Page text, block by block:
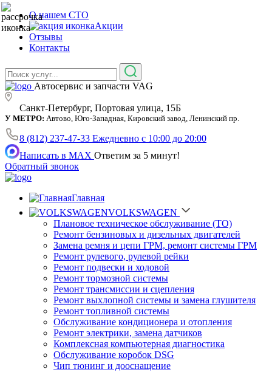
О нашем СТО
Акции
Отзывы
Контакты
Автосервис и запчасти VAG
Санкт-Петербург, Портовая улица, 15Б
У МЕТРО: Автово, Юго-Западная, Кировский завод, Ленинский пр.
8 (812) 237-47-33 Ежедневно с 10:00 до 20:00
Написать в MAX Ответим за 5 минут!
Обратный звонок
Главная
VOLKSWAGEN
Плановое техническое обслуживание (ТО)
Ремонт бензиновых и дизельных двигателей
Замена ремня и цепи ГРМ, ремонт системы ГРМ
Ремонт рулевого, рулевой рейки
Ремонт подвески и ходовой
Ремонт тормозной системы
Ремонт трансмиссии и сцепления
Ремонт выхлопной системы и замена глушителя
Ремонт топливной системы
Обслуживание кондиционера и отопления
Ремонт электрики, замена датчиков
Комплексная компьютерная диагностика
Обслуживание коробок DSG
Чип тюнинг и дооснащение